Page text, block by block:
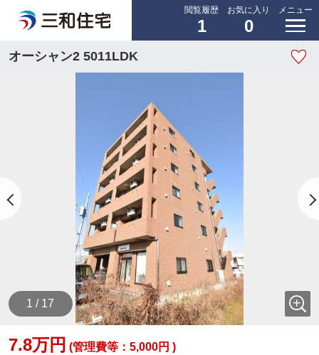
閲覧履歴
1
お気に入り
0
メニュー
オーシャン2 5011LDK
1 / 17
7.8万円 (管理費等：5,000円 )